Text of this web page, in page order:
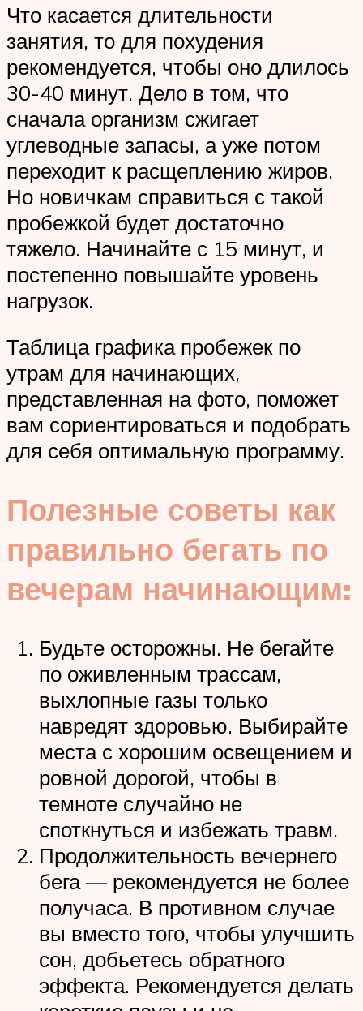
Что касается длительности
занятия, то для похудения
рекомендуется, чтобы оно длилось
30-40 минут. Дело в том, что
сначала организм сжигает
углеводные запасы, а уже потом
переходит к расщеплению жиров.
Но новичкам справиться с такой
пробежкой будет достаточно
тяжело. Начинайте с 15 минут, и
постепенно повышайте уровень
нагрузок.
Таблица графика пробежек по
утрам для начинающих,
представленная на фото, поможет
вам сориентироваться и подобрать
для себя оптимальную программу.
Полезные советы как
правильно бегать по
вечерам начинающим:
Будьте осторожны. Не бегайте
по оживленным трассам,
выхлопные газы только
навредят здоровью. Выбирайте
места с хорошим освещением и
ровной дорогой, чтобы в
темноте случайно не
споткнуться и избежать травм.
Продолжительность вечернего
бега — рекомендуется не более
получаса. В противном случае
вы вместо того, чтобы улучшить
сон, добьетесь обратного
эффекта. Рекомендуется делать